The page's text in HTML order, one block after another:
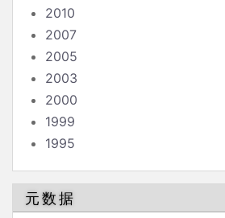
2010
2007
2005
2003
2000
1999
1995
元数据